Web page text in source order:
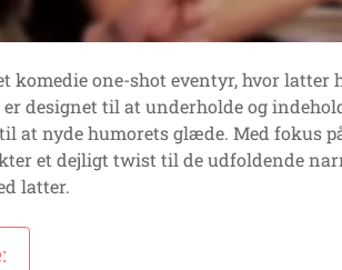
komedie one-shot eventyr, hvor
designet til at underholde og
at nyde humorets glæde. Med fokus
et dejligt twist til de udfoldende
latter.